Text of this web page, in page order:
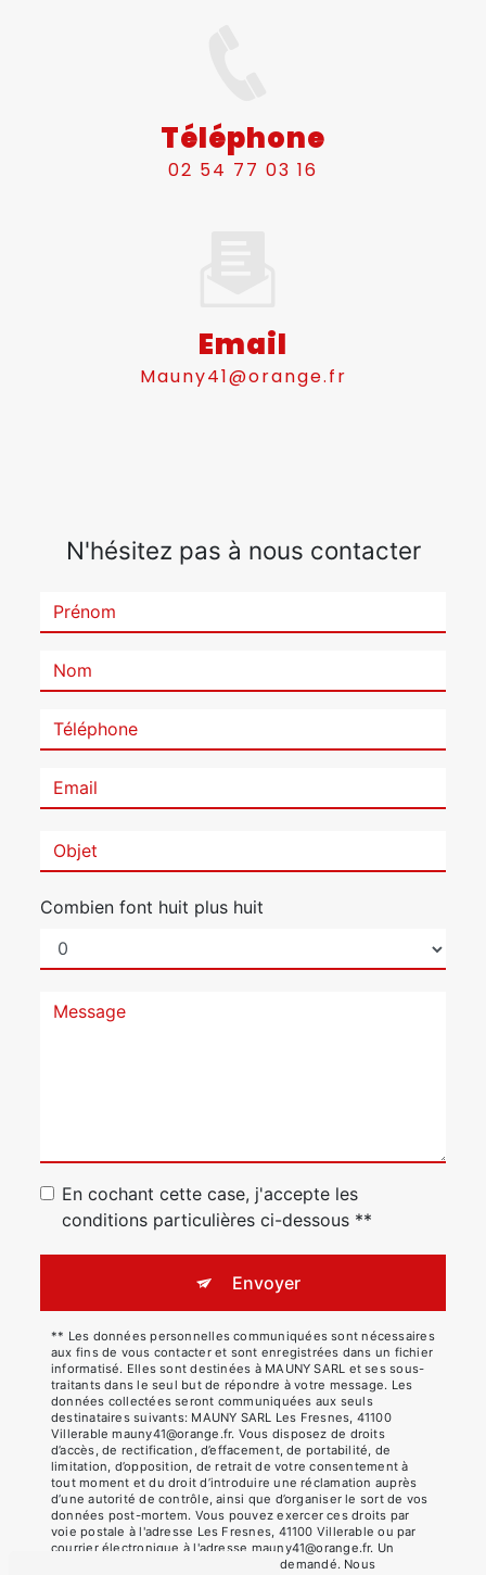
Téléphone
02 54 77 03 16
Email
mauny41@orange.fr
N'hésitez pas à nous contacter
Combien font huit plus huit
En cochant cette case, j'accepte les
conditions particulières ci-dessous **
Envoyer
** Les données personnelles communiquées sont nécessaires
aux fins de vous contacter et sont enregistrées dans un fichier
informatisé. Elles sont destinées à MAUNY SARL et ses sous-
traitants dans le seul but de répondre à votre message. Les
données collectées seront communiquées aux seuls
destinataires suivants: MAUNY SARL Les Fresnes, 41100
Villerable mauny41@orange.fr. Vous disposez de droits
d’accès, de rectification, d’effacement, de portabilité, de
limitation, d’opposition, de retrait de votre consentement à
tout moment et du droit d’introduire une réclamation auprès
d’une autorité de contrôle, ainsi que d’organiser le sort de vos
données post-mortem. Vous pouvez exercer ces droits par
voie postale à l'adresse Les Fresnes, 41100 Villerable ou par
courrier électronique à l'adresse mauny41@orange.fr. Un
justificatif d'identité pourra vous être demandé. Nous